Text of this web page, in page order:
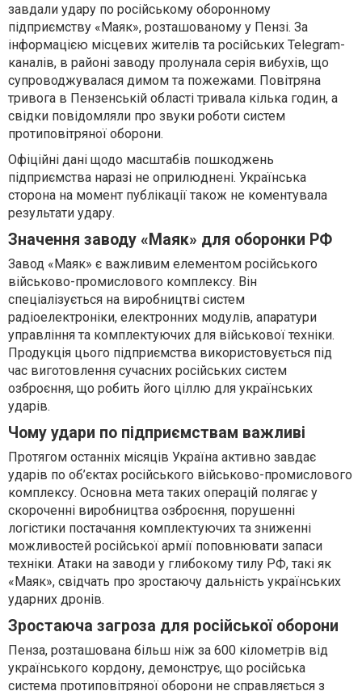
завдали удару по російському оборонному
підприємству «Маяк», розташованому у Пензі. За
інформацією місцевих жителів та російських Telegram-
каналів, в районі заводу пролунала серія вибухів, що
супроводжувалася димом та пожежами. Повітряна
тривога в Пензенській області тривала кілька годин, а
свідки повідомляли про звуки роботи систем
протиповітряної оборони.
Офіційні дані щодо масштабів пошкоджень
підприємства наразі не оприлюднені. Українська
сторона на момент публікації також не коментувала
результати удару.
Значення заводу «Маяк» для оборонки РФ
Завод «Маяк» є важливим елементом російського
військово-промислового комплексу. Він
спеціалізується на виробництві систем
радіоелектроніки, електронних модулів, апаратури
управління та комплектуючих для військової техніки.
Продукція цього підприємства використовується під
час виготовлення сучасних російських систем
озброєння, що робить його ціллю для українських
ударів.
Чому удари по підприємствам важливі
Протягом останніх місяців Україна активно завдає
ударів по об’єктах російського військово-промислового
комплексу. Основна мета таких операцій полягає у
скороченні виробництва озброєння, порушенні
логістики постачання комплектуючих та зниженні
можливостей російської армії поповнювати запаси
техніки. Атаки на заводи у глибокому тилу РФ, такі як
«Маяк», свідчать про зростаючу дальність українських
ударних дронів.
Зростаюча загроза для російської оборони
Пенза, розташована більш ніж за 600 кілометрів від
українського кордону, демонструє, що російська
система протиповітряної оборони не справляється з